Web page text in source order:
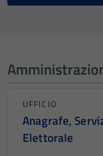
UFFICIO
Anagrafe,
Elettorale